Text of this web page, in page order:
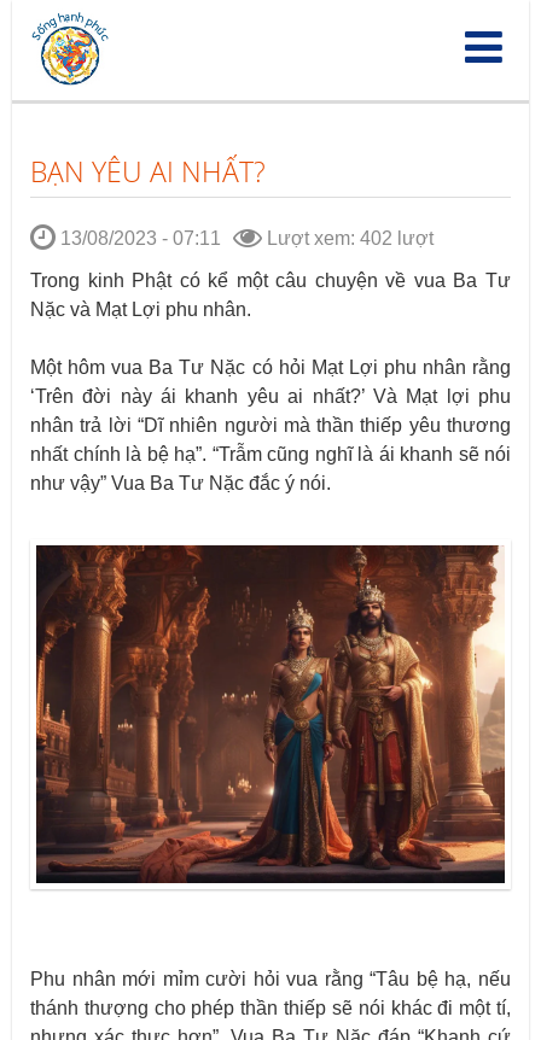
dung
BẠN YÊU AI NHẤT?
13/08/2023 - 07:11 Lượt xem: 402 lượt
Trong kinh Phật có kể một câu chuyện về vua Ba Tư
Nặc và Mạt Lợi phu nhân.
Một hôm vua Ba Tư Nặc có hỏi Mạt Lợi phu nhân rằng
‘Trên đời này ái khanh yêu ai nhất?’ Và Mạt lợi phu
nhân trả lời “Dĩ nhiên người mà thần thiếp yêu thương
nhất chính là bệ hạ”. “Trẫm cũng nghĩ là ái khanh sẽ nói
như vậy” Vua Ba Tư Nặc đắc ý nói.
Phu nhân mới mỉm cười hỏi vua rằng “Tâu bệ hạ, nếu
thánh thượng cho phép thần thiếp sẽ nói khác đi một tí,